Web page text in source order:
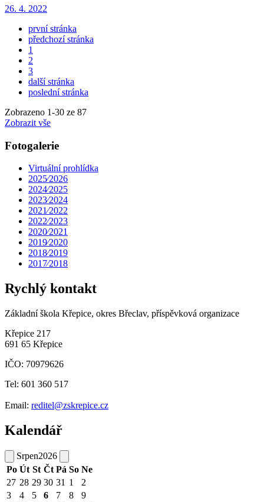
26. 4. 2022
první stránka
předchozí stránka
1
2
3
další stránka
poslední stránka
Zobrazeno 1-30 ze 87
Zobrazit vše
Fotogalerie
Virtuální prohlídka
2025⁄2026
2024⁄2025
2023⁄2024
2021⁄2022
2022⁄2023
2020⁄2021
2019⁄2020
2018⁄2019
2017⁄2018
Rychlý kontakt
Základní škola Křepice, okres Břeclav, příspěvková organizace
Křepice 217
691 65 Křepice
IČO: 70979626
Tel: 601 360 517
Email: reditel@zskrepice.cz
Kalendář
Srpen2026
Po Út St Čt Pá So Ne
27 28 29 30 31 1
2
3
4 5 6 7 8
9